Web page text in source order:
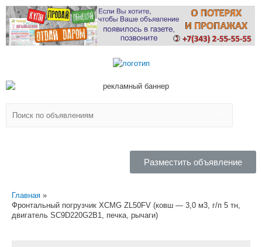
Разместить объявление
Главная
Фронтальный погрузчик XCMG ZL50FV (ковш — 3,0 м3, г/п 5 тн,
двигатель SC9D220G2B1, печка, рычаги)